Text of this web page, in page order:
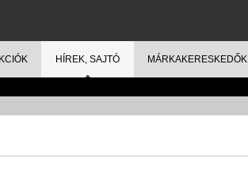
HÍREK, SAJTÓ MÁRKAKERESKEDŐK